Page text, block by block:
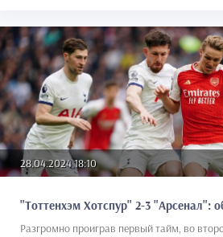
28.04.2024 18:10
"Тоттенхэм Хотспур" 2-3 "Арсенал":
Разгромно проиграв первый тайм, во